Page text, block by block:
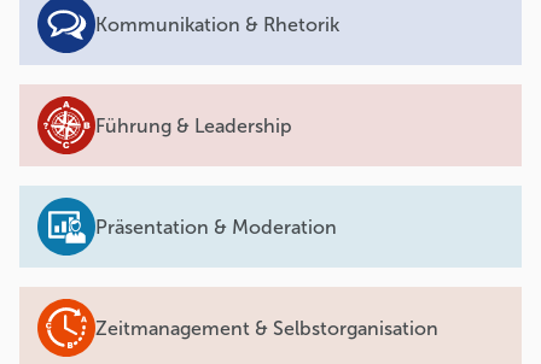
Kommunikation & Rhetorik
Führung & Leadership
Präsentation & Moderation
Zeitmanagement & Selbstorganisation